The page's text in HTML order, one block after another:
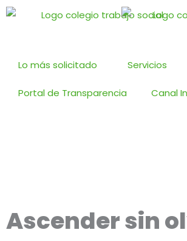
Lo más solicitado Servicios
Portal de Transparencia Canal
Ascender sin